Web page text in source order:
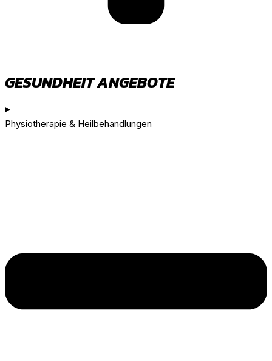
GESUNDHEIT ANGEBOTE
Physiotherapie & Heilbehandlungen